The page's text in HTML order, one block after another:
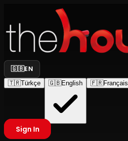
🇬🇧EN
🇹🇷Türkçe 🇬🇧English 🇫🇷Français
Sign In